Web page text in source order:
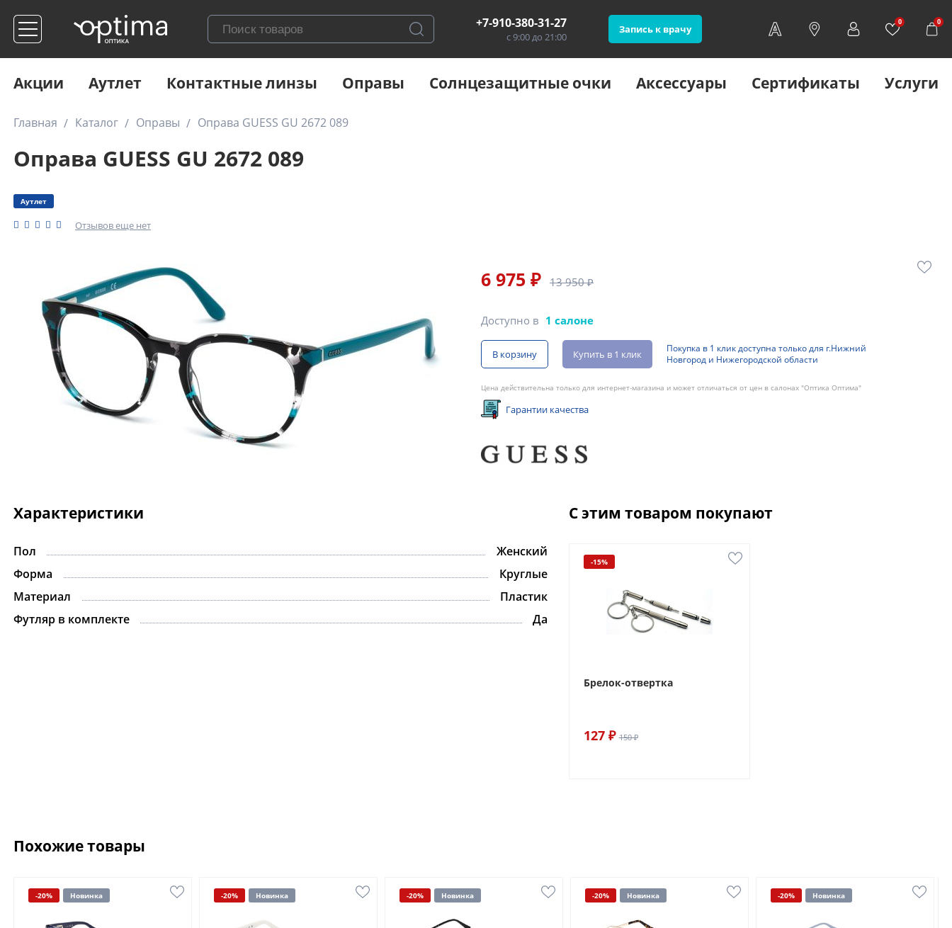
+7-910-380-31-27
с 9:00 до 21:00
Запись к врачу
0 0
Акции Аутлет Контактные линзы Оправы Солнцезащитные очки Аксессуары Сертификаты Услуги
Главная Каталог Оправы Оправа GUESS GU 2672 089
Оправа GUESS GU 2672 089
Аутлет
Отзывов еще нет
6 975 ₽ 13 950 ₽
Доступно в 1 салоне
В корзину Купить в 1 клик
Покупка в 1 клик доступна только для г.Нижний
Новгород и Нижегородской области
Цена действительна только для интернет-магазина и может отличаться от цен в салонах "Оптика Оптима"
Гарантии качества
Характеристики
Пол
Женский
Форма
Круглые
Материал
Пластик
Футляр в комплекте
Да
С этим товаром покупают
-15%
Брелок-отвертка
127 ₽ 150 ₽
Похожие товары
-20% Новинка -20% Новинка -20% Новинка -20% Новинка -20% Новинка